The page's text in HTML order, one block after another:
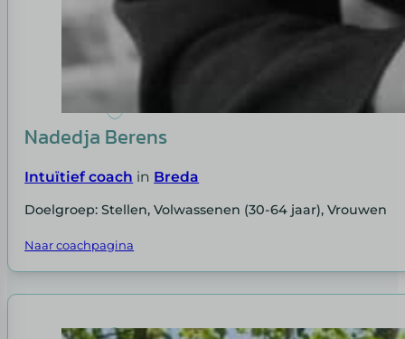
Nadedja Berens
Intuïtief coach in Breda
Doelgroep: Stellen, Volwassenen (30-64 jaar), Vrouwen
Naar coachpagina